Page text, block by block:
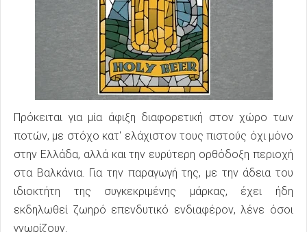
Πρόκειται για μία άφιξη διαφορετική στον χώρο των
ποτών, με στόχο κατ' ελάχιστον τους πιστούς όχι μόνο
στην Ελλάδα, αλλά και την ευρύτερη ορθόδοξη περιοχή
στα Βαλκάνια. Για την παραγωγή της, με την άδεια του
ιδιοκτήτη της συγκεκριμένης μάρκας, έχει ήδη
εκδηλωθεί ζωηρό επενδυτικό ενδιαφέρον, λένε όσοι
γνωρίζουν.